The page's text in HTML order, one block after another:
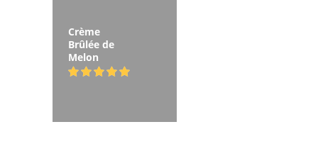
Crème
Brûlée de
Melon